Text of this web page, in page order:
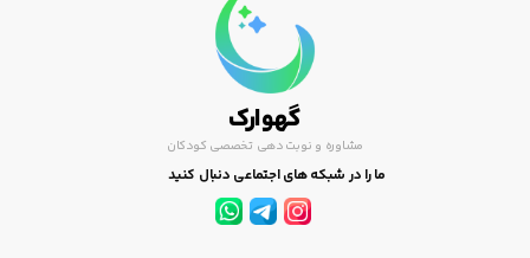
گهوارک
مشاوره و نوبت دهی تخصصی کودکان
ما را در شبکه های اجتماعی دنبال کنید